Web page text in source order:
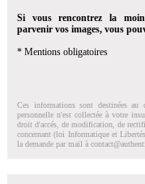
Si vous rencontrez la
parvenir vos images, vous
* Mentions obligatoires
Ces informations sont destinées au
personnelle n'est collectée à votre
droit d'accés, de modification, de
concernant (loi Informatique et
la demande par mail à